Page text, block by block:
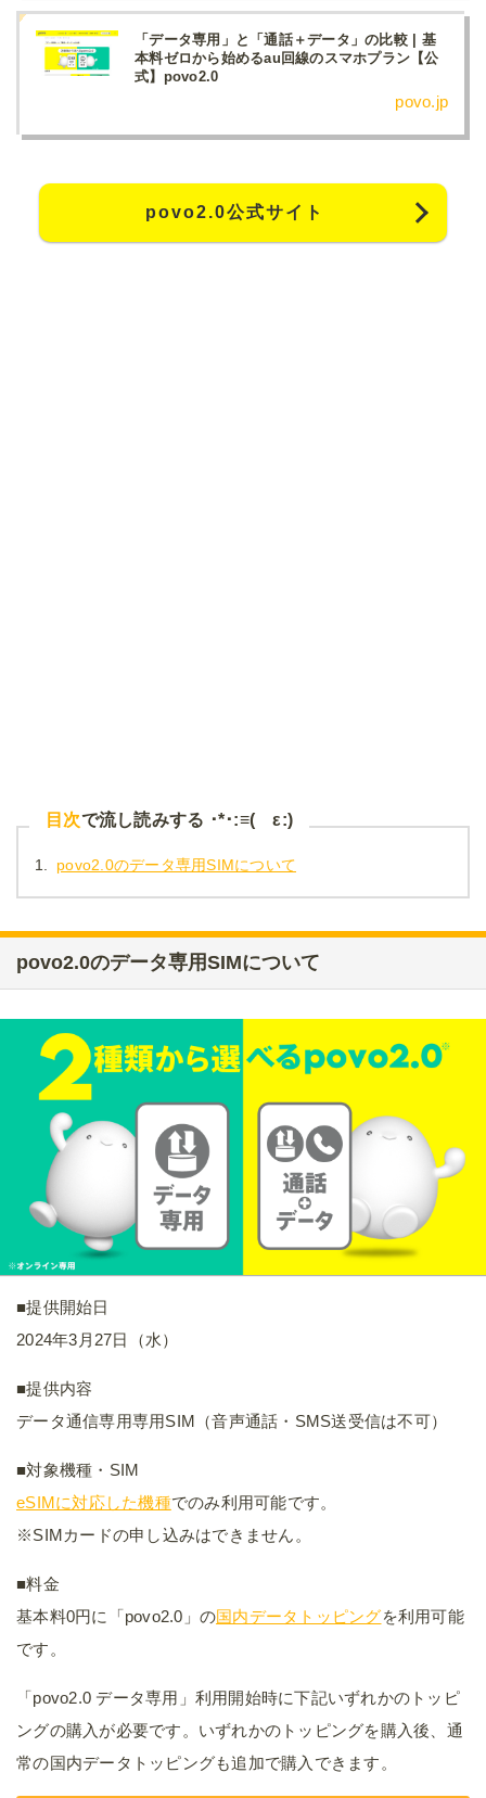
「データ専用」と「通話＋データ」の比較 | 基
本料ゼロから始めるau回線のスマホプラン【公
式】povo2.0
povo.jp
povo2.0公式サイト
目次で流し読みする ･*･:≡( ε:)
1. povo2.0のデータ専用SIMについて
povo2.0のデータ専用SIMについて
■提供開始日
2024年3月27日（水）
■提供内容
データ通信専用専用SIM（音声通話・SMS送受信は不可）
■対象機種・SIM
eSIMに対応した機種でのみ利用可能です。
※SIMカードの申し込みはできません。
■料金
基本料0円に「povo2.0」の国内データトッピングを利用可能
です。
「povo2.0 データ専用」利用開始時に下記いずれかのトッピ
ングの購入が必要です。いずれかのトッピングを購入後、通
常の国内データトッピングも追加で購入できます。